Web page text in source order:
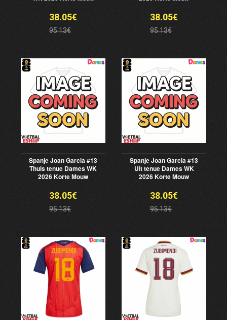
38.05€
95.13€
38.05€
95.13€
Spanje Joan Garcia #13
Thuis tenue Dames WK
2026 Korte Mouw
38.05€
95.13€
Spanje Joan Garcia #13
Uit tenue Dames WK
2026 Korte Mouw
38.05€
95.13€